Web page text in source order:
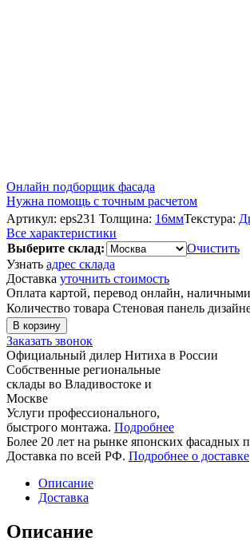
Онлайн подборщик фасада
Нужна помощь с точным расчетом
Артикул: eps231 Толщина: 16ммТекстура:
Все характеристики
Выберите склад:
Очистить
Узнать адрес склада
Доставка уточнить стоимость
Оплата картой, перевод онлайн,
Количество товара Стеновая панель
В корзину
Заказать звонок
Официальный дилер Нитиха в России
Собственные региональные
склады во Владивостоке и
Москве
Услуги профессионального,
быстрого монтажа. Подробнее
Более 20 лет на рынке японских фасадных
Доставка по всей РФ. Подробнее о доставке
Описание
Доставка
Описание